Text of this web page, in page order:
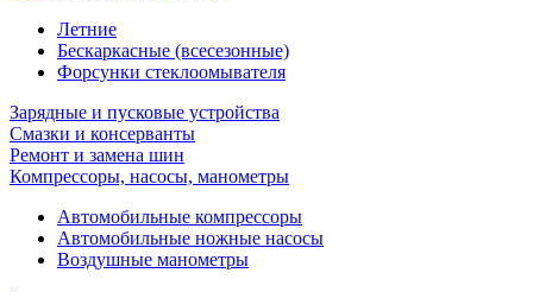
Летние
Бескаркасные (всесезонные)
Форсунки стеклоомывателя
Зарядные и пусковые устройства
Смазки и консерванты
Ремонт и замена шин
Компрессоры, насосы, манометры
Автомобильные компрессоры
Автомобильные ножные насосы
Воздушные манометры